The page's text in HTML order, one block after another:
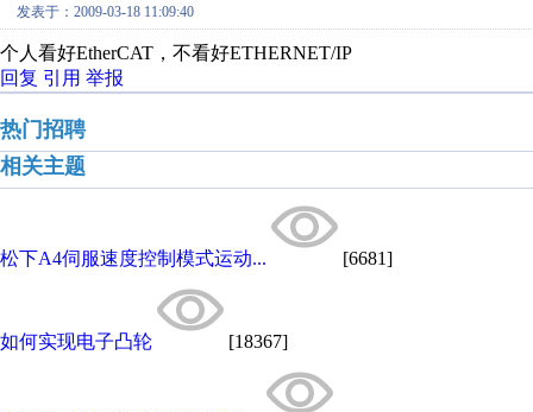
发表于：2009-03-18 11:09:40
个人看好EtherCAT，不看好ETHERNET/IP
回复 引用 举报
热门招聘
相关主题
松下A4伺服速度控制模式运动... [6681]
如何实现电子凸轮 [18367]